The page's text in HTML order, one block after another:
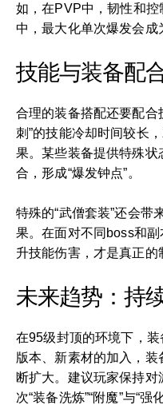
如，在PVP中，韧性和
中，最大化单次爆发会成
技能与装备配
合理的装备搭配还要配合
刺”的技能冷却时间较长
果。某些装备提供特殊
合，形成“爆发钟点”。
特殊的“武僧套装”还会带
果。在面对不同boss和
升技能伤害，才是真正的
未来趋势：持
在95级封顶的环境下，
版本、新素材的加入，
断扩大。建议玩家保持
次“装备洗炼”“附魔”与“强